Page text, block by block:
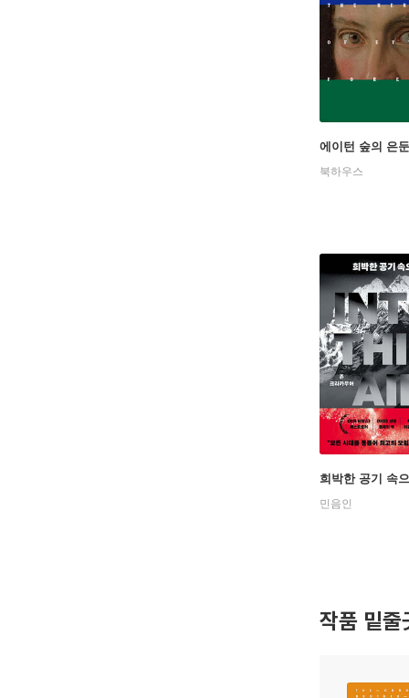
에이턴 숲의 은
북하우스
희박한 공기 속
민음인
작품 밑줄